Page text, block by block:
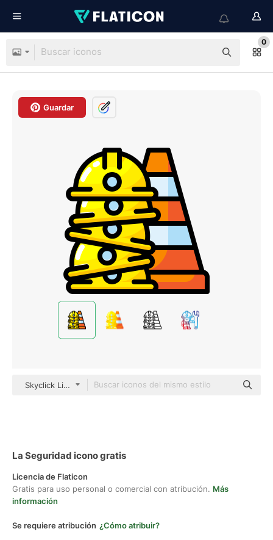
0
Guardar
Skyclick Lineal Color
La Seguridad icono gratis
Licencia de Flaticon
Gratis para uso personal o comercial con atribución. Más
información
Se requiere atribución ¿Cómo atribuir?